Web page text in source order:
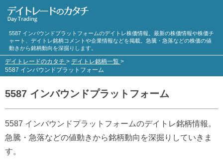
5587 インバウンドプラットフォームのデイトレ株価情報。最新の株価情報や株価チ
ャート、デイトレ銘柄コメントや企業情報などを掲載。急騰・急落などの株価の値
動きから銘柄動向を深掘りします。
デイトレードのカタチ > デイトレ銘柄一覧 >
5587 インバウンドプラットフォーム
5587 インバウンドプラットフォーム
5587 インバウンドプラットフォームのデイトレ銘柄情報。
急騰・急落などの値動きから銘柄動向を深掘りしていきま
す。